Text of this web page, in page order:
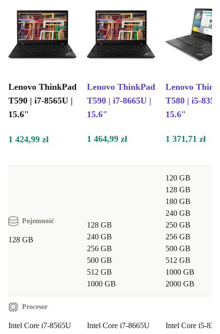
Lenovo ThinkPad
T590 | i7-8565U |
15.6"
Lenovo ThinkPad
T590 | i7-8665U |
15.6"
Lenovo
T580 | i5-
15.6"
1 424,99 zł 1 464,99 zł 1 371,71 zł
Pojemność
128 GB
128 GB
240 GB
256 GB
500 GB
512 GB
1000 GB
120 GB
128 GB
180 GB
240 GB
250 GB
256 GB
500 GB
512 GB
1000 GB
2000 GB
Procesor
Intel Core i7-8565U
Intel Core i7-8665U
Intel Core i5-